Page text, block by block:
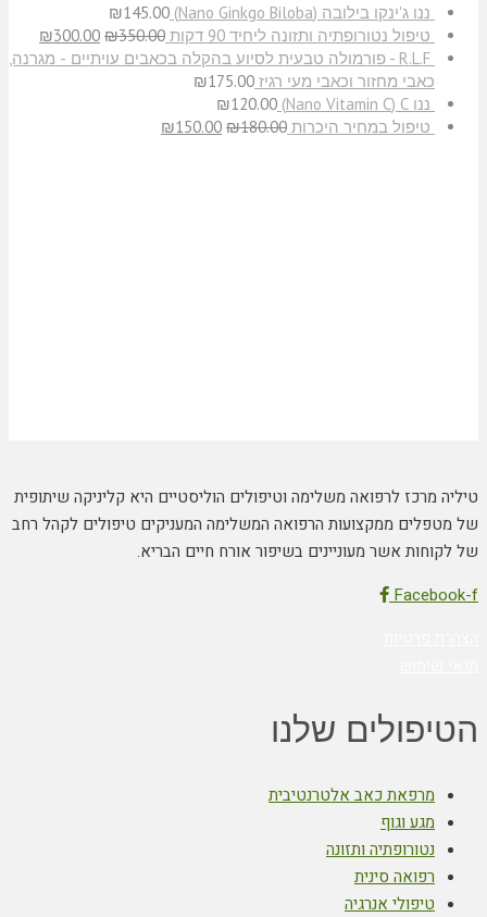
​ננו ג'ינקו בילובה (Nano Ginkgo Biloba) ₪ 145.00
טיפול נטורופתיה ותזונה ליחיד 90 דקות
₪350.00
₪300.00
R.L.F - פורמולה טבעית לסיוע בהקלה בכאבים עויתיים - מגרנה,
כאבי מחזור וכאבי מעי רגיז
₪ 175.00
ננו C‏ (Nano Vitamin C)
₪ 120.00
טיפול במחיר היכרות
₪180.00
₪ 150.00
טיליה מרכז לרפואה משלימה וטיפולים הוליסטיים היא קליניקה שיתופית
של מטפלים ממקצועות הרפואה המשלימה המעניקים טיפולים לקהל רחב
של לקוחות אשר מעוניינים בשיפור אורח חיים הבריא.
Facebook-f
הטיפולים שלנו
מרפאת כאב אלטרנטיבית
מגע וגוף
נטורופתיה ותזונה
רפואה סינית
טיפולי אנרגיה